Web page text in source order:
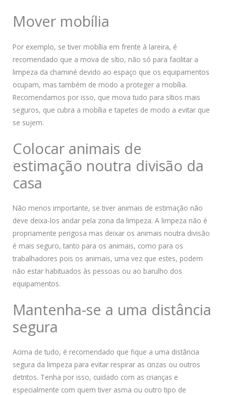
Mover mobília
Por exemplo, se tiver mobília em frente à lareira, é
recomendado que a mova de sítio, não só para facilitar a
limpeza da chaminé devido ao espaço que os equipamentos
ocupam, mas também de modo a proteger a mobília.
Recomendamos por isso, que mova tudo para sítios mais
seguros, que cubra a mobília e tapetes de modo a evitar que
se sujem.
Colocar animais de
estimação noutra divisão da
casa
Não menos importante, se tiver animais de estimação não
deve deixa-los andar pela zona da limpeza. A limpeza não é
propriamente perigosa mas deixar os animais noutra divisão
é mais seguro, tanto para os animais, como para os
trabalhadores pois os animais, uma vez que estes, podem
não estar habituados às pessoas ou ao barulho dos
equipamentos.
Mantenha-se a uma distância
segura
Acima de tudo, é recomendado que fique a uma distância
segura da limpeza para evitar respirar as cinzas ou outros
detritos. Tenha por isso, cuidado com as crianças e
especialmente com quem tiver asma ou outro tipo de